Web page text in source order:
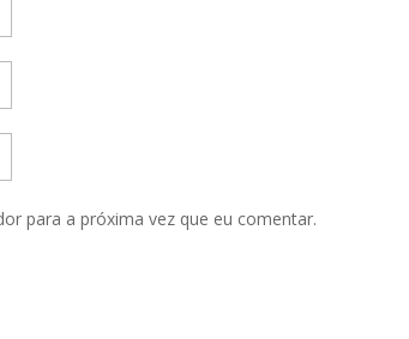
para a próxima vez que eu comentar.